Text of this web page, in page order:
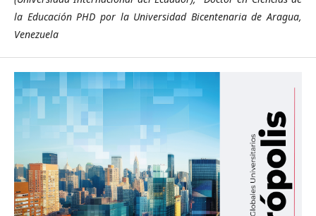
la Educación PHD por la Universidad Bicentenaria de Aragua,
Venezuela